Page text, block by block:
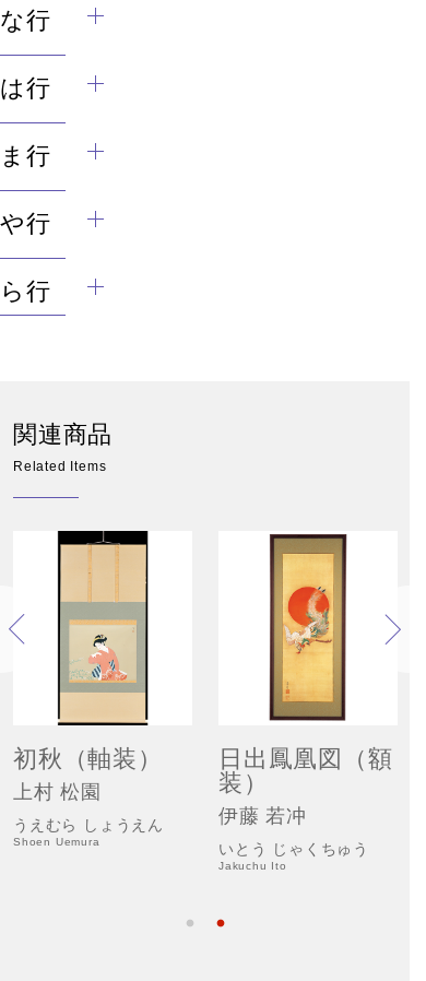
な行
は行
ま行
や行
ら行
関連商品
Related Items
初秋（軸装）
上村 松園
うえむら しょうえん
Shoen Uemura
日出鳳凰図（額
装）
伊藤 若冲
いとう じゃくちゅう
Jakuchu Ito